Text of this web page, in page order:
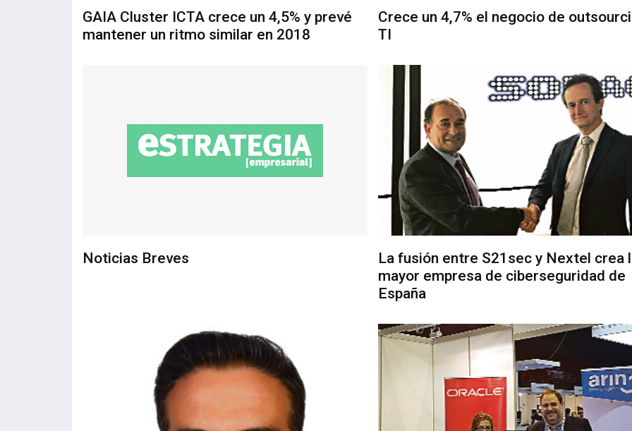
GAIA Cluster ICTA crece un 4,5% y prevé
mantener un ritmo similar en 2018
Crece un 4,7% el negocio de
TI
Noticias Breves
La fusión entre S21sec y Nextel crea
mayor empresa de ciberseguridad de
España